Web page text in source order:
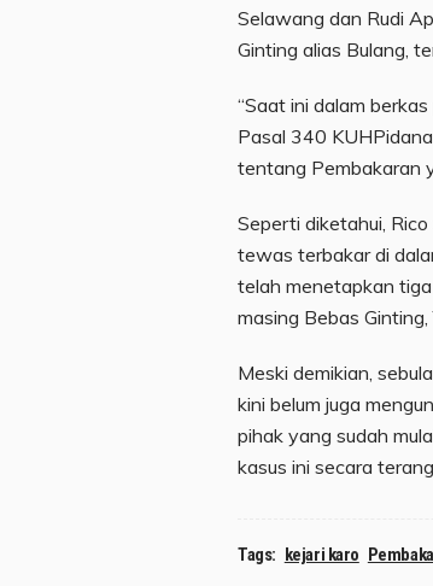
Selawang dan Rudi
Ginting alias Bulang,
“Saat ini dalam
Pasal 340
tentang Pembakaran
Seperti diketahui,
tewas terbakar di
telah menetapkan
masing Bebas Ginting,
Meski demikian,
kini belum juga
pihak yang sudah
kasus ini secara
Tags: kejari karo